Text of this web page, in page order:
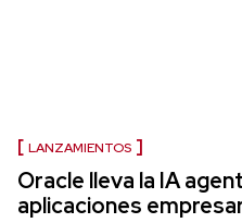
LANZAMIENTOS
Oracle lleva la IA
aplicaciones